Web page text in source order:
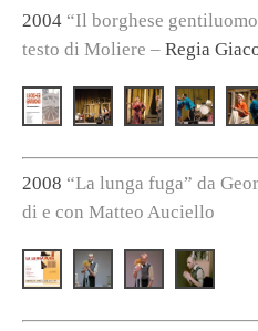
2004 “Il borghese
testo di Moliere – Regia
2008 “La lunga fuga” da
di e con Matteo Auciello